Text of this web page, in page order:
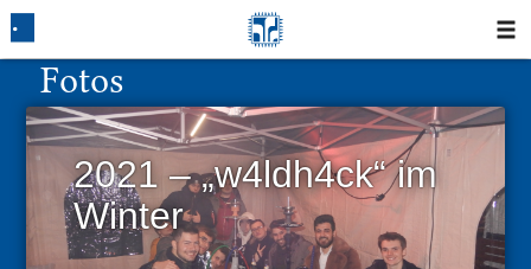
Blog
Fotos
Fotos
2021 – „w4ldh4ck“ im
Winter